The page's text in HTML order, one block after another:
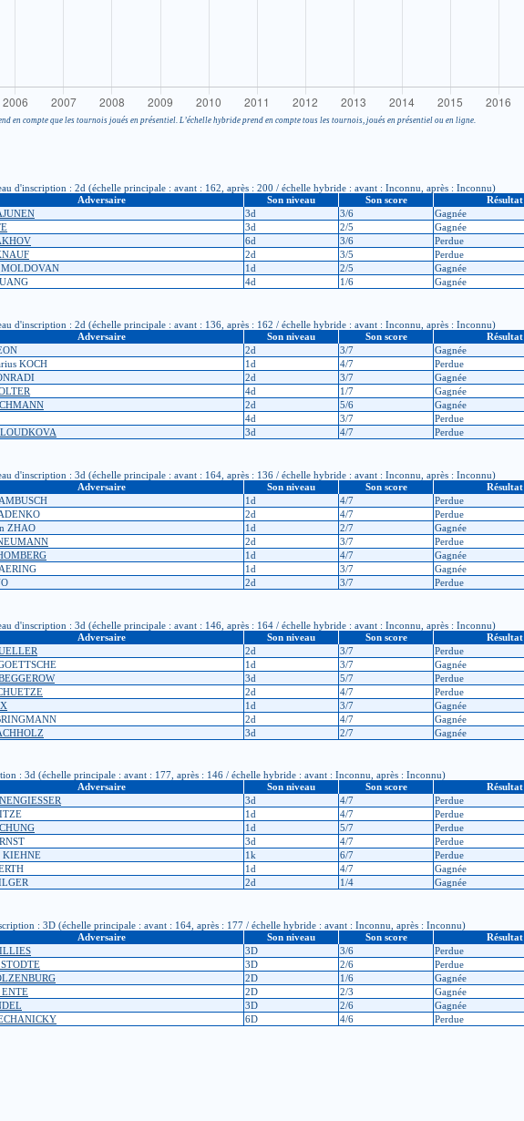
en compte que les tournois joués en présentiel. L’échelle hybride prend en compte tous les tournois, joués en présentiel ou en ligne.
d'inscription : 2d (échelle principale : avant : 162, après : 200 / échelle hybride : avant : Inconnu, après : Inconnu)
Adversaire Son niveau Son score Résultat
3d 3/6 Gagnée
3d 2/5 Gagnée
6d 3/6 Perdue
2d 3/5 Perdue
MOLDOVAN 1d 2/5 Gagnée
4d 1/6 Gagnée
d'inscription : 2d (échelle principale : avant : 136, après : 162 / échelle hybride : avant : Inconnu, après : Inconnu)
Adversaire Son niveau Son score Résultat
2d 3/7 Gagnée
KOCH 1d 4/7 Perdue
2d 3/7 Gagnée
4d 1/7 Gagnée
2d 5/6 Gagnée
4d 3/7 Perdue
3d 4/7 Perdue
d'inscription : 3d (échelle principale : avant : 164, après : 136 / échelle hybride : avant : Inconnu, après : Inconnu)
Adversaire Son niveau Son score Résultat
1d 4/7 Perdue
2d 4/7 Perdue
ZHAO 1d 2/7 Gagnée
2d 3/7 Perdue
1d 4/7 Gagnée
1d 3/7 Gagnée
2d 3/7 Perdue
d'inscription : 3d (échelle principale : avant : 146, après : 164 / échelle hybride : avant : Inconnu, après : Inconnu)
Adversaire Son niveau Son score Résultat
2d 3/7 Perdue
1d 3/7 Gagnée
3d 5/7 Perdue
2d 4/7 Perdue
1d 3/7 Gagnée
2d 4/7 Gagnée
3d 2/7 Gagnée
: 3d (échelle principale : avant : 177, après : 146 / échelle hybride : avant : Inconnu, après : Inconnu)
Adversaire Son niveau Son score Résultat
3d 4/7 Perdue
1d 4/7 Perdue
1d 5/7 Perdue
3d 4/7 Perdue
KIEHNE 1k 6/7 Perdue
1d 4/7 Gagnée
2d 1/4 Gagnée
: 3D (échelle principale : avant : 164, après : 177 / échelle hybride : avant : Inconnu, après : Inconnu)
Adversaire Son niveau Son score Résultat
3D 3/6 Perdue
3D 2/6 Perdue
2D 1/6 Gagnée
ENTE 2D 2/3 Gagnée
3D 2/6 Gagnée
6D 4/6 Perdue